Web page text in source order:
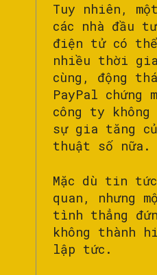
Tuy nhiên,
các nhà đầu
điện tử có
nhiều thời
cùng, động
PayPal chứng
công ty
sự gia tăng
thuật số nữa.
Mặc dù tin
quan, nhưng
tình thẳng
không thành
lập tức.